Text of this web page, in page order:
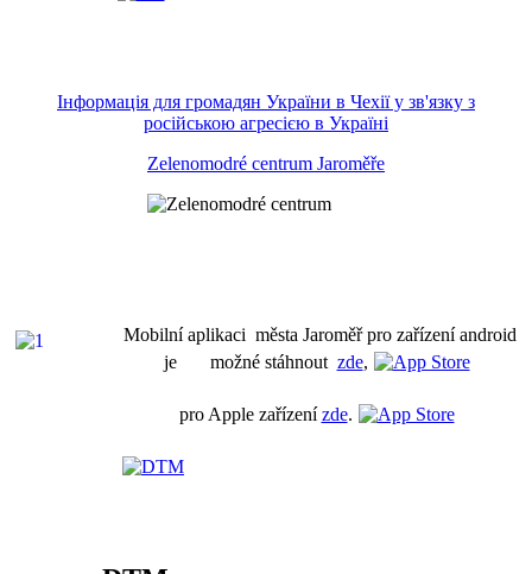
Інформація для громадян України в Чехії у зв'язку з
російською агресією в Україні
Zelenomodré centrum Jaroměře
Mobilní aplikaci města Jaroměř pro zařízení android
je možné stáhnout zde,
pro Apple zařízenízde.